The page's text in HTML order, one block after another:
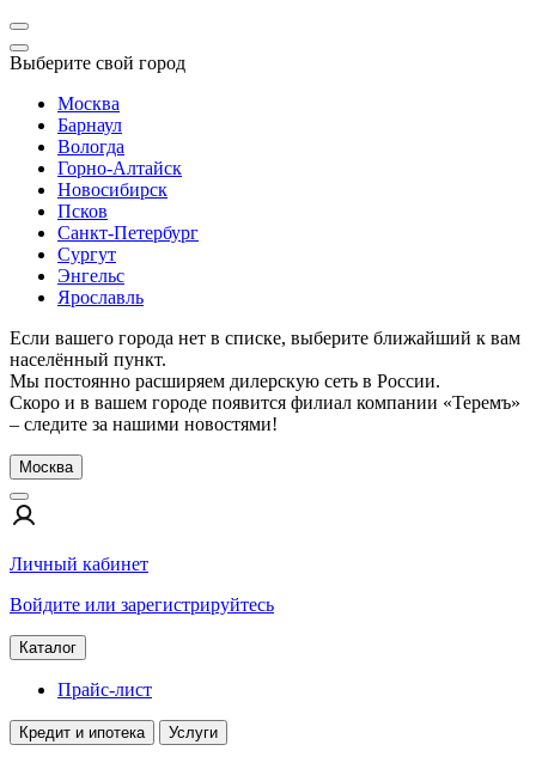
Выберите свой город
Москва
Барнаул
Вологда
Горно-Алтайск
Новосибирск
Псков
Санкт-Петербург
Сургут
Энгельс
Ярославль
Если вашего города нет в списке, выберите ближайший к вам
населённый пункт.
Мы постоянно расширяем дилерскую сеть в России.
Скоро и в вашем городе появится филиал компании «Теремъ»
– следите за нашими новостями!
Москва
Личный кабинет
Войдите или зарегистрируйтесь
Каталог
Прайс-лист
Кредит и ипотека Услуги